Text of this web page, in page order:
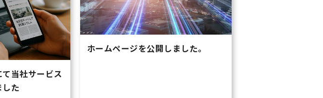
て当社サービス
た
ホームページを公開しました。